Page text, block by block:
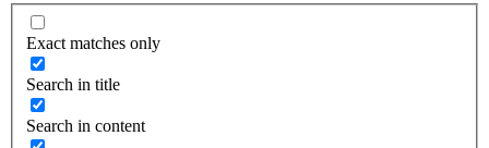
Exact matches only
Search in title
Search in content